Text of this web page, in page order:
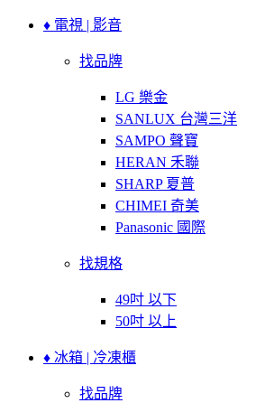
♦ 電視 | 影音
找品牌
LG 樂金
SANLUX 台灣三洋
SAMPO 聲寶
HERAN 禾聯
SHARP 夏普
CHIMEI 奇美
Panasonic 國際
找規格
49吋 以下
50吋 以上
♦ 冰箱 | 冷凍櫃
找品牌